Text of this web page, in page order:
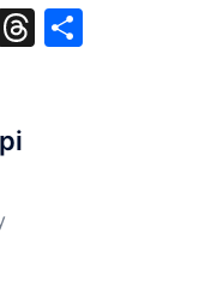
Threads